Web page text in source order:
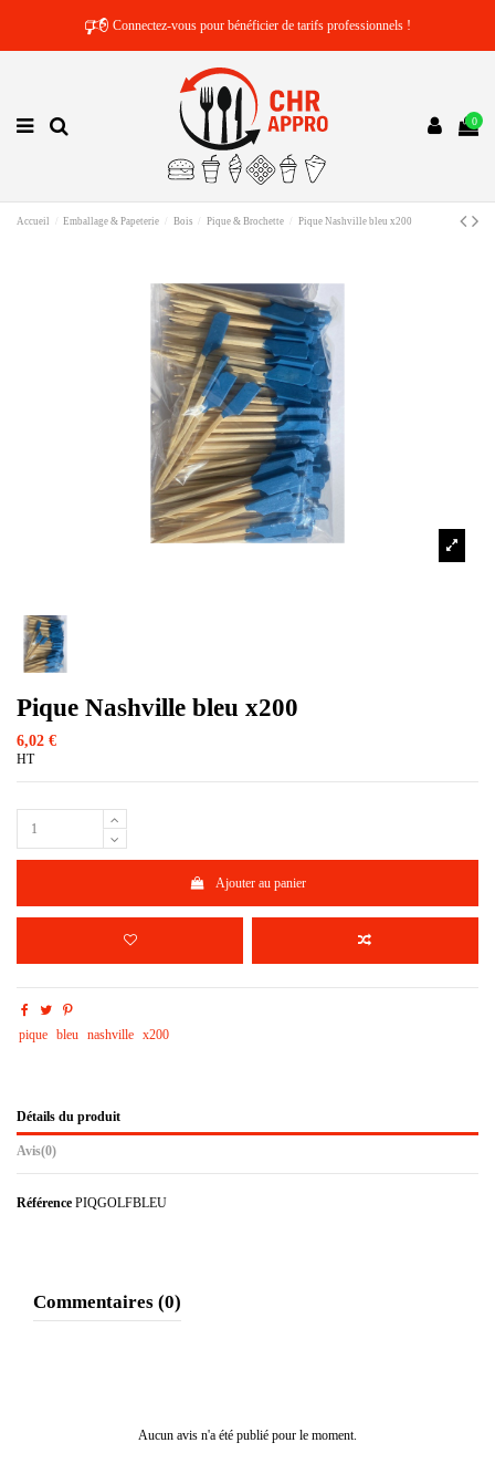
🕫 Connectez-vous pour bénéficier de tarifs professionnels !
0
Accueil Emballage & Papeterie Bois Pique & Brochette Pique Nashville bleu x200
Pique Nashville bleu x200
6,02 €
HT
Ajouter au panier
pique bleu nashville x200
Détails du produit
Avis(0)
Référence PIQGOLFBLEU
Commentaires (0)
Aucun avis n'a été publié pour le moment.